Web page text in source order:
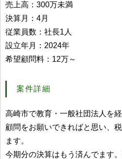
売上高：300万未満
決算月：4月
従業員数：社長1人
設立年月：2024年
希望顧問料：12万～
案件詳細
高崎市で教育・一般社団法人を
顧問をお願いできればと思い、
ます。
今期分の決算はもう済んでます